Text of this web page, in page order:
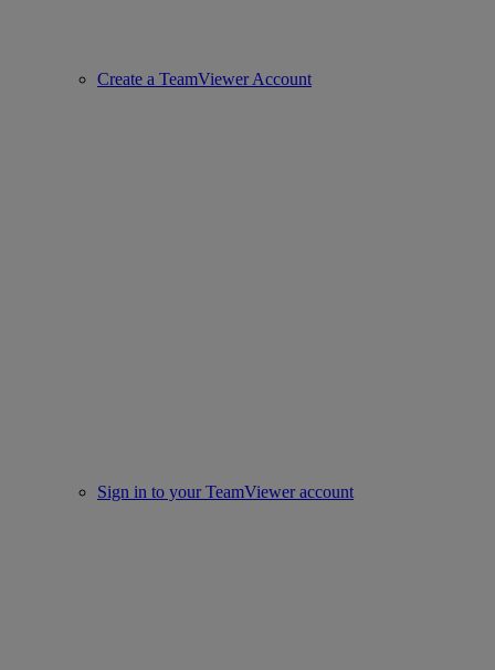
Create a TeamViewer Account
Sign in to your TeamViewer account